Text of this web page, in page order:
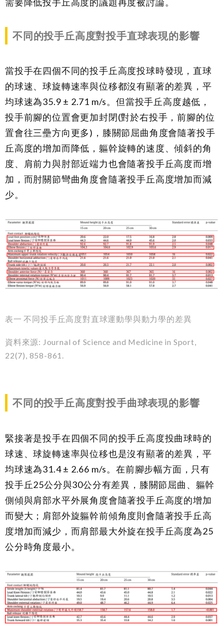
不同的投手丘高度對投手直球表現的影響
當投手在四個不同的投手丘高度投球時發現，直球
的球速、球旋轉速率與位移都沒有顯著的差異，平
均球速為35.9 ± 2.71 m/s。但當投手丘高度越低，
投手前腳的位置會更加封閉(對於右投手，前腳的位
置會往三壘方向更多)，膝關節屈曲角度會隨著投手
丘高度的增加而降低，軀幹旋轉的速度、傾斜的角
度、肩前力與肘部近端力也會隨著投手丘高度而增
加，而肘關節彎曲角度會隨著投手丘高度增加而減
少。
表一 不同投手丘高度對直球運動學與動力學的差異
資料來源: Journal of Science and Medicine in Sport,
22(7), 858-861.
不同的投手丘高度對投手曲球表現的影響
緊接著是投手在四個不同的投手丘高度投曲球時的
球速、球旋轉速率與位移也是沒有顯著的差異，平
均球速為31.4 ± 2.66 m/s。在前腳步幅方面，只有
投手丘25公分與30公分有差異，膝關節屈曲、軀幹
側傾與肩部水平外展角度會隨著投手丘高度的增加
而變大；肩部外旋軀幹前傾角度則會隨著投手丘高
度增加而減少，而肩部最大外旋在投手丘高度為25
公分時角度最小。